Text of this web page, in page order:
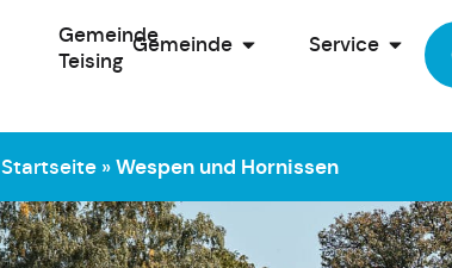
Gemeinde
Teising
Gemeinde Service
Startseite »Wespen und Hornissen